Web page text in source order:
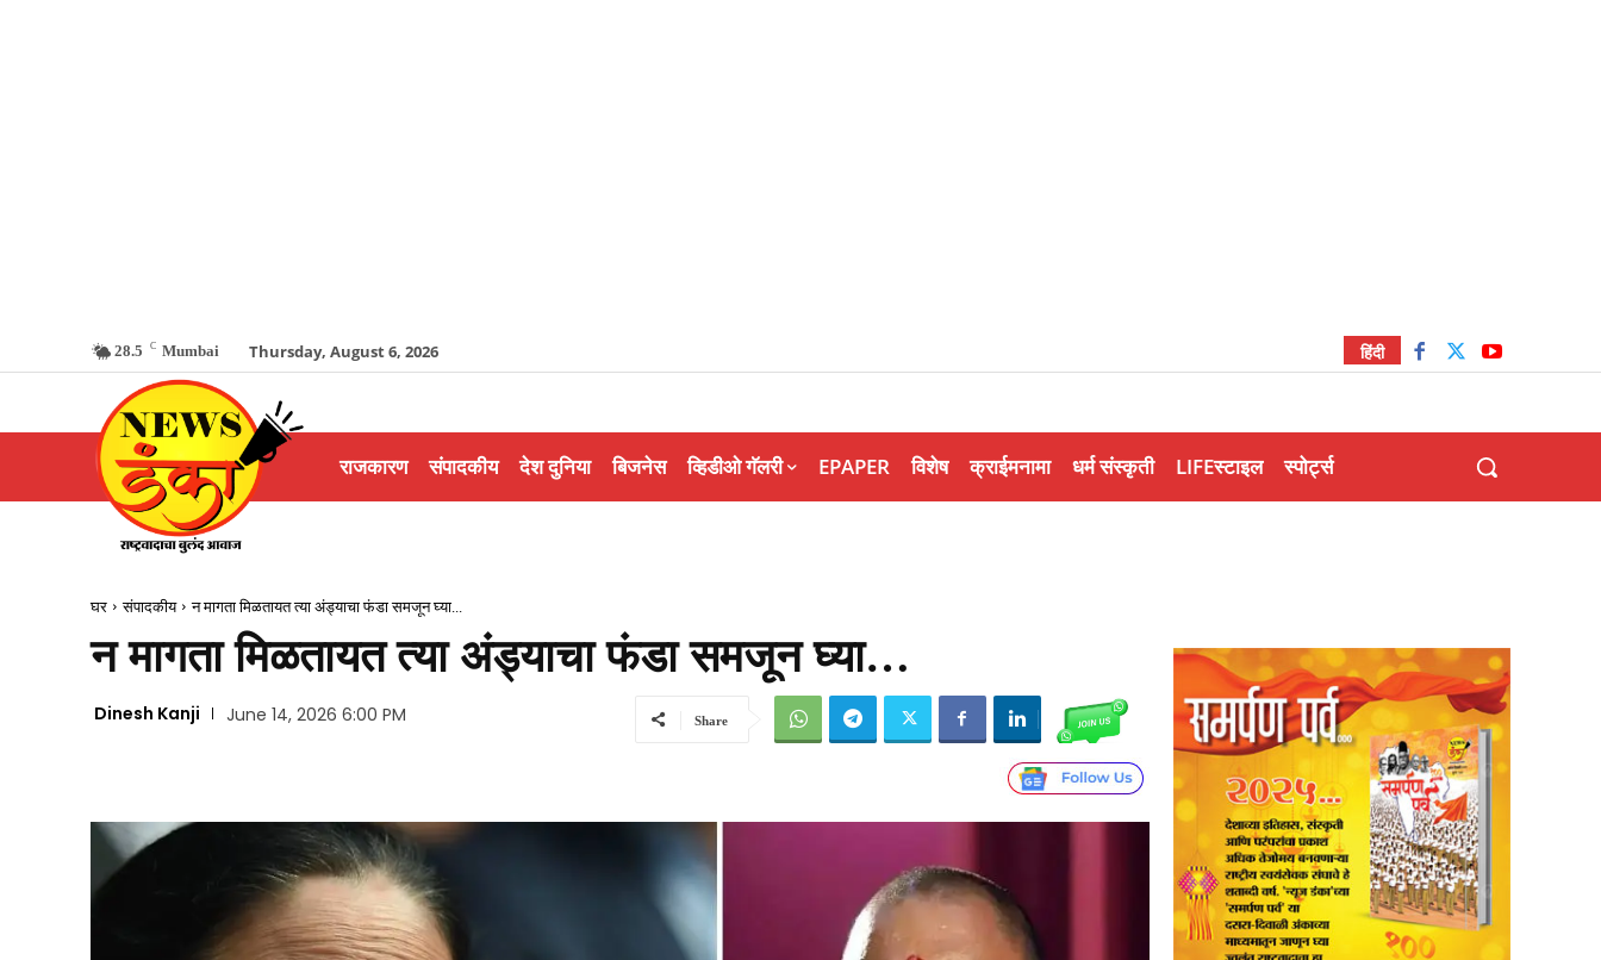
28.5 C Mumbai Thursday, August 6, 2026 हिंदी
राजकारण संपादकीय देश दुनिया बिजनेस व्हिडीओ गॅलरी EPAPER विशेष क्राईमनामा धर्म संस्कृती LIFEस्टाइल स्पोर्ट्स
घर संपादकीय न मागता मिळतायत त्या अंड्याचा फंडा समजून घ्या...
न मागता मिळतायत त्या अंड्याचा फंडा समजून घ्या…
Dinesh Kanji June 14, 2026 6:00 PM Share